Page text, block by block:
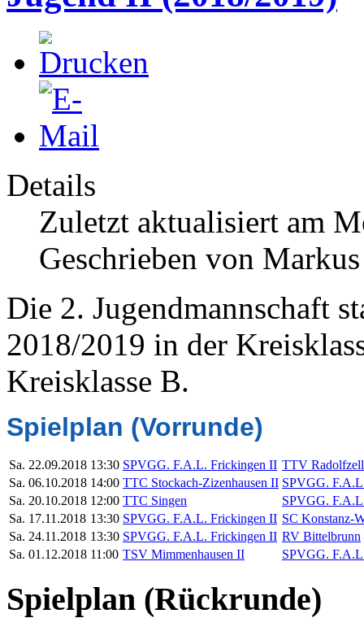
Details
Zuletzt aktualisiert am
Geschrieben von Markus
Die 2. Jugendmannschaft
2018/2019 in der
Kreisklasse B.
Spielplan (Vorrunde)
Sa. 22.09.2018 13:30 SPVGG. F.A.L. Frickingen II TTV
Sa. 06.10.2018 14:00 TTC Stockach-Zizenhausen II SPVGG.
Sa. 20.10.2018 12:00 TTC Singen
SPVGG.
Sa. 17.11.2018 13:30 SPVGG. F.A.L. Frickingen II SC Konstanz-
Sa. 24.11.2018 13:30 SPVGG. F.A.L. Frickingen II RV Bittelbrunn
Sa. 01.12.2018 11:00 TSV Mimmenhausen II SPVGG.
Spielplan (Rückrunde)